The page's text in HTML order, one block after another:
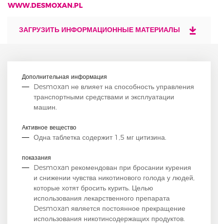
WWW.DESMOXAN.PL
ЗАГРУЗИТЬ ИНФОРМАЦИОННЫЕ МАТЕРИАЛЫ
Дополнительная информация
Desmoxan не влияет на способность управления
транспортными средствами и эксплуатации
машин.
Активное вещество
Одна таблетка содержит 1,5 мг цитизина.
показания
Desmoxan рекомендован при бросании курения
и снижении чувства никотинового голода у людей,
которые хотят бросить курить. Целью
использования лекарственного препарата
Desmoxan является постоянное прекращение
использования никотинсодержащих продуктов.